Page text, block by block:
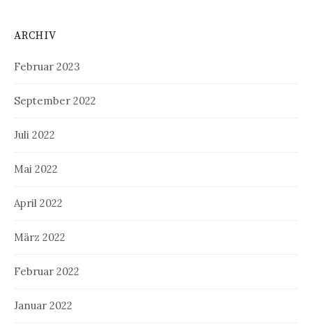
ARCHIV
Februar 2023
September 2022
Juli 2022
Mai 2022
April 2022
März 2022
Februar 2022
Januar 2022